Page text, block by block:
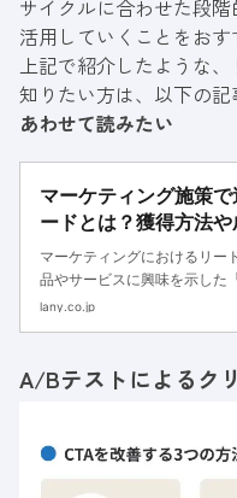
サイクルに合わせた段
活用していくことをおす
上記で紹介したような
知りたい方は、以下の記
あわせて読みたい
マーケティング施策で
ードとは？獲得方法
解説
マーケティングにおけるリー
品やサービスに興味を示した
ことです。リードは成約確度
ドの社内定義が不明瞭で、本
lany.co.jp
A/Bテストによるク